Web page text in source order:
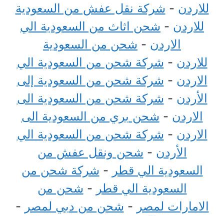
للاردن - شركة نقل عفش من السعودية
للاردن - شحن اثاث من السعودية الي
الاردن - شحن من السعودية
للاردن - شركة شحن من السعودية الي
الاردن - شركة شحن من السعودية إلى
الأردن - شركة شحن من السعودية الى
الاردن - شحن بري من السعودية الى
الاردن - شركة شحن من السعودية الي
الأردن - شحن ونقل عفش من
السعودية الي قطر - شركة شحن من
السعودية الي قطر - شحن من
الامارات لمصر - شحن من دبي لمصر -